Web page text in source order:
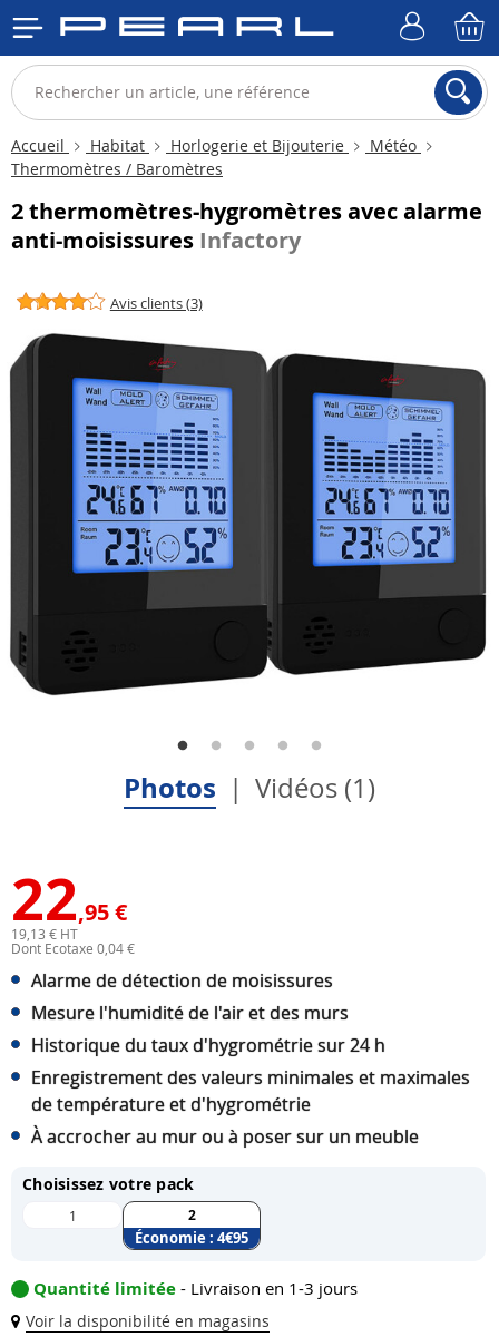
Accueil Habitat Horlogerie et Bijouterie
Météo
Thermomètres / Baromètres
2 thermomètres-hygromètres avec alarme
anti-moisissures Infactory
Avis clients (3)
Photos Vidéos (1)
22,95 €
19,13 € HT
Dont Ecotaxe 0,04 €
Alarme de détection de moisissures
Mesure l'humidité de l'air et des murs
Historique du taux d'hygrométrie sur 24 h
Enregistrement des valeurs minimales et maximales
de température et d'hygrométrie
À accrocher au mur ou à poser sur un meuble
Choisissez votre pack
1 2
Économie : 4€95
Quantité limitée - Livraison en 1-3 jours
Voir la disponibilité en magasins